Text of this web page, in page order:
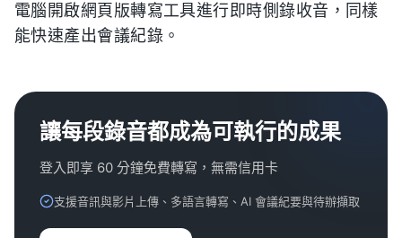
電腦開啟網頁版轉寫工具進行即時側錄收音，同樣
能快速產出會議紀錄。
讓每段錄音都成為可執行的成果
登入即享 60 分鐘免費轉寫，無需信用卡
支援音訊與影片上傳、多語言轉寫、AI 會議紀要與待辦擷取